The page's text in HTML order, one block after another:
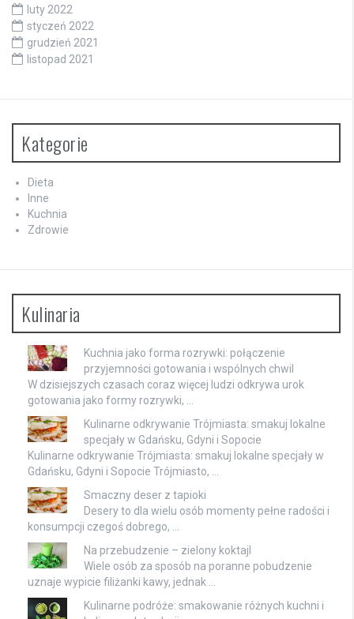
luty 2022
styczeń 2022
grudzień 2021
listopad 2021
Kategorie
Dieta
Inne
Kuchnia
Zdrowie
Kulinaria
Kuchnia jako forma rozrywki: połączenie
przyjemności gotowania i wspólnych chwil
W dzisiejszych czasach coraz więcej ludzi odkrywa urok
gotowania jako formy rozrywki, …
Kulinarne odkrywanie Trójmiasta: smakuj lokalne
specjały w Gdańsku, Gdyni i Sopocie
Kulinarne odkrywanie Trójmiasta: smakuj lokalne specjały w
Gdańsku, Gdyni i Sopocie Trójmiasto, …
Smaczny deser z tapioki
Desery to dla wielu osób momenty pełne radości i
konsumpcji czegoś dobrego, …
Na przebudzenie – zielony koktajl
Wiele osób za sposób na poranne pobudzenie
uznaje wypicie filiżanki kawy, jednak …
Kulinarne podróże: smakowanie różnych kuchni i